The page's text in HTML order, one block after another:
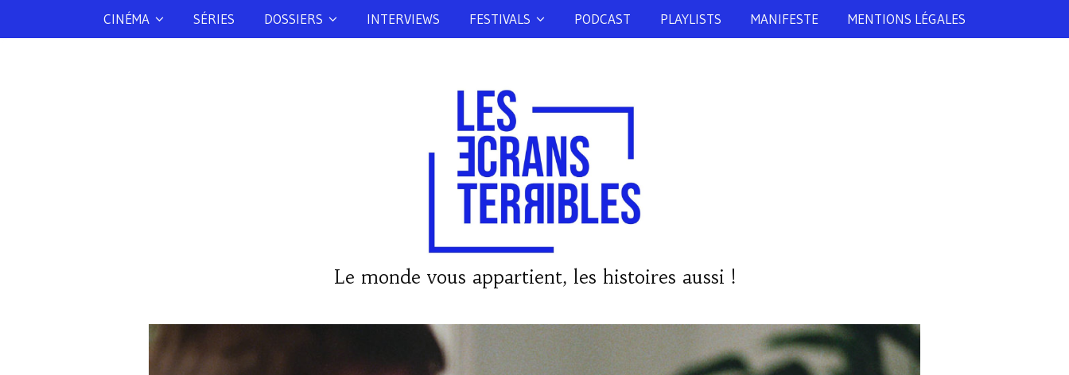
CINÉMA SÉRIES DOSSIERS INTERVIEWS FESTIVALS PODCAST PLAYLISTS MANIFESTE MENTIONS LÉGALES
Le monde vous appartient, les histoires aussi !